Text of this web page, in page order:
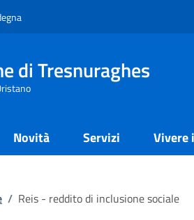
di Tresnuraghes
Novità Servizi Vivere
/ Reis - reddito di inclusione sociale